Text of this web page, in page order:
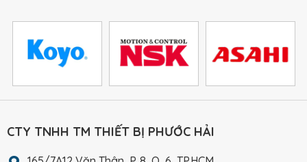
CTY TNHH TM THIẾT BỊ PHƯỚC HẢI